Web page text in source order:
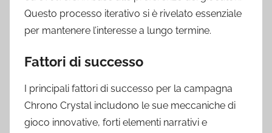
Questo processo iterativo si è rivelato essenziale
per mantenere l’interesse a lungo termine.
Fattori di successo
I principali fattori di successo per la campagna
Chrono Crystal includono le sue meccaniche di
gioco innovative, forti elementi narrativi e